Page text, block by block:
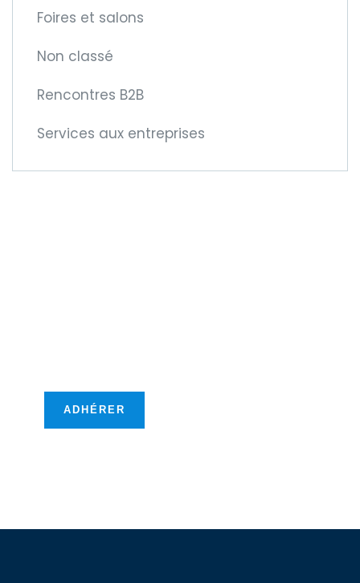
Foires et salons
Non classé
Rencontres B2B
Services aux entreprises
ADHÉRER